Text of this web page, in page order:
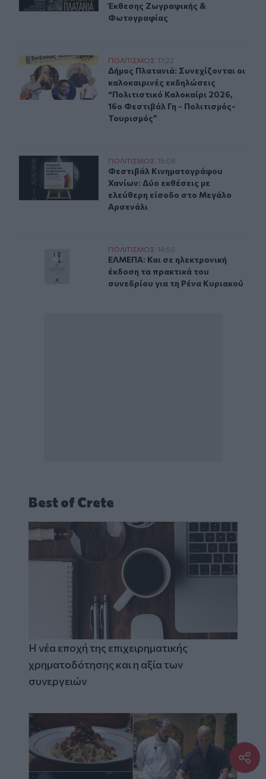
Έκθεσης Ζωγραφικής &
Φωτογραφίας
Δήμος Πλατανιά: Συνεχίζονται οι καλοκαιρινές
ΠΟΛΙΤΙΣΜΟΣ 17:22
Δήμος Πλατανιά: Συνεχίζονται οι
Δήμος Πλατανιά: Συνεχίζονται οι
καλοκαιρινές εκδηλώσεις
“Πολιτιστικό Καλοκαίρι 2026,
16ο Φεστιβάλ Γη - Πολιτισμός-
Τουρισμός”
Δύο ξεχωριστές εκθέσεις του Φεστιβάλ
ΠΟΛΙΤΙΣΜΟΣ 15:08
Φεστιβάλ Κινηματογράφου
Φεστιβάλ Κινηματογράφου
Χανίων: Δύο εκθέσεις με
ελεύθερη είσοδο στο Μεγάλο
Αρσενάλι
ΕΛΜΕΠΑ: Και σε ηλεκτρονική έκδοση τα πρακτικά του
ΠΟΛΙΤΙΣΜΟΣ 14:50
ΕΛΜΕΠΑ: Και σε ηλεκτρονική
ΕΛΜΕΠΑ: Και σε ηλεκτρονική
έκδοση τα πρακτικά του
συνεδρίου για τη Ρένα Κυριακού
Best of Crete
Η νέα εποχή της επιχειρηματικής
χρηματοδότησης και η αξία των
συνεργειών